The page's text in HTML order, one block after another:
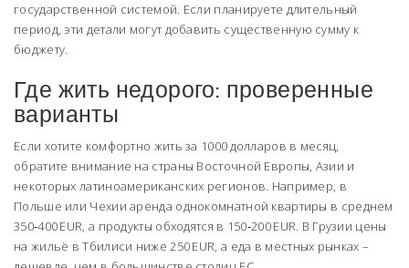
государственной системой. Если планируете длительный
период, эти детали могут добавить существенную сумму к
бюджету.
Где жить недорого: проверенные
варианты
Если хотите комфортно жить за 1000 долларов в месяц,
обратите внимание на страны Восточной Европы, Азии и
некоторых латиноамериканских регионов. Например, в
Польше или Чехии аренда однокомнатной квартиры в среднем
350‑400 EUR, а продукты обходятся в 150‑200 EUR. В Грузии цены
на жильё в Тбилиси ниже 250 EUR, а еда в местных рынках –